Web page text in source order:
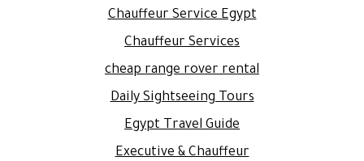
Chauffeur Service Egypt
Chauffeur Services
cheap range rover rental
Daily Sightseeing Tours
Egypt Travel Guide
Executive & Chauffeur